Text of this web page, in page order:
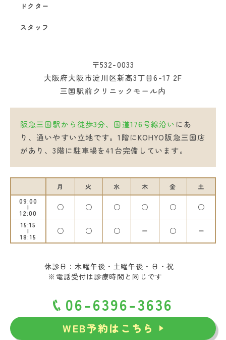
ドクター
スタッフ
〒532-0033
大阪府大阪市淀川区新高3丁目6-17 2F
三国駅前クリニックモール内
阪急三国駅から徒歩3分、国道176号線沿い にあ
り、通いやすい立地です。1階にKOHYO阪急三国店
があり、3階に駐車場を41台完備しています。
月 火 水 木 金
土
09:00
12:00
○ ○ ○ ○ ○ ○
15:15
18:15
○ ○ ○ ー ○ ー
休診日：木曜午後・土曜午後・日・祝
※電話受付は診療時間と同じです
06-6396-3636
WEB予約はこちら